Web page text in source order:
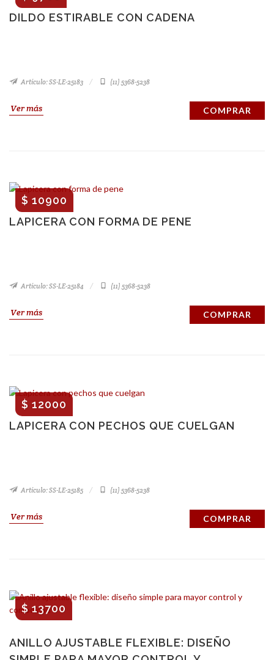
DILDO ESTIRABLE CON CADENA
Artículo: SS-LE-25183 (11) 5368-5238
Ver más COMPRAR
LAPICERA CON FORMA DE PENE
$ 10900
Artículo: SS-LE-25184 (11) 5368-5238
Ver más COMPRAR
LAPICERA CON PECHOS QUE CUELGAN
$ 12000
Artículo: SS-LE-25185 (11) 5368-5238
Ver más COMPRAR
ANILLO AJUSTABLE FLEXIBLE: DISEÑO
$ 13700